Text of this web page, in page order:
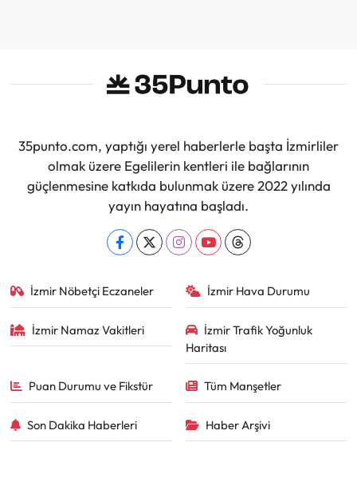
35punto.com, yaptığı yerel haberlerle başta İzmirliler
olmak üzere Egelilerin kentleri ile bağlarının
güçlenmesine katkıda bulunmak üzere 2022 yılında
yayın hayatına başladı.
İzmir Nöbetçi Eczaneler İzmir Hava Durumu
İzmir Namaz Vakitleri
İzmir Trafik Yoğunluk
Haritası
Puan Durumu ve Fikstür Tüm Manşetler
Son Dakika Haberleri Haber Arşivi